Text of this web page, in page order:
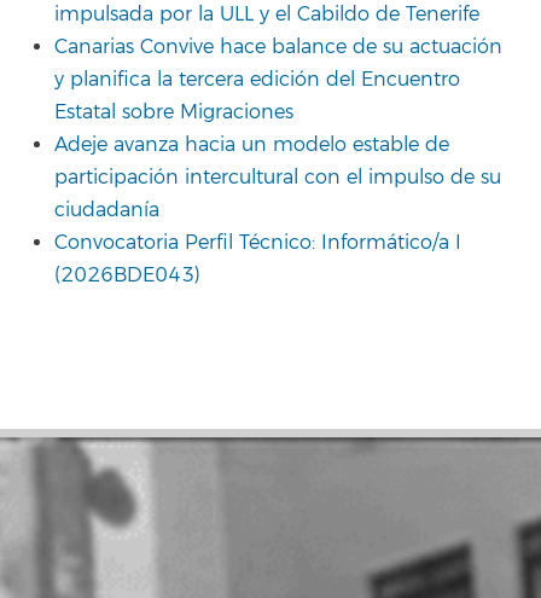
impulsada por la ULL y el Cabildo de Tenerife
Canarias Convive hace balance de su actuación
y planifica la tercera edición del Encuentro
Estatal sobre Migraciones
Adeje avanza hacia un modelo estable de
participación intercultural con el impulso de su
ciudadanía
Convocatoria Perfil Técnico: Informático/a I
(2026BDE043)